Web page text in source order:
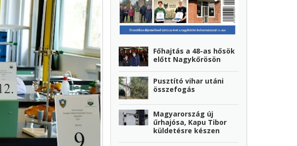
Főhajtás a 48-as hősök
előtt Nagykőrösön
Pusztító vihar utáni
összefogás
Magyarország új
űrhajósa, Kapu Tibor
küldetésre készen